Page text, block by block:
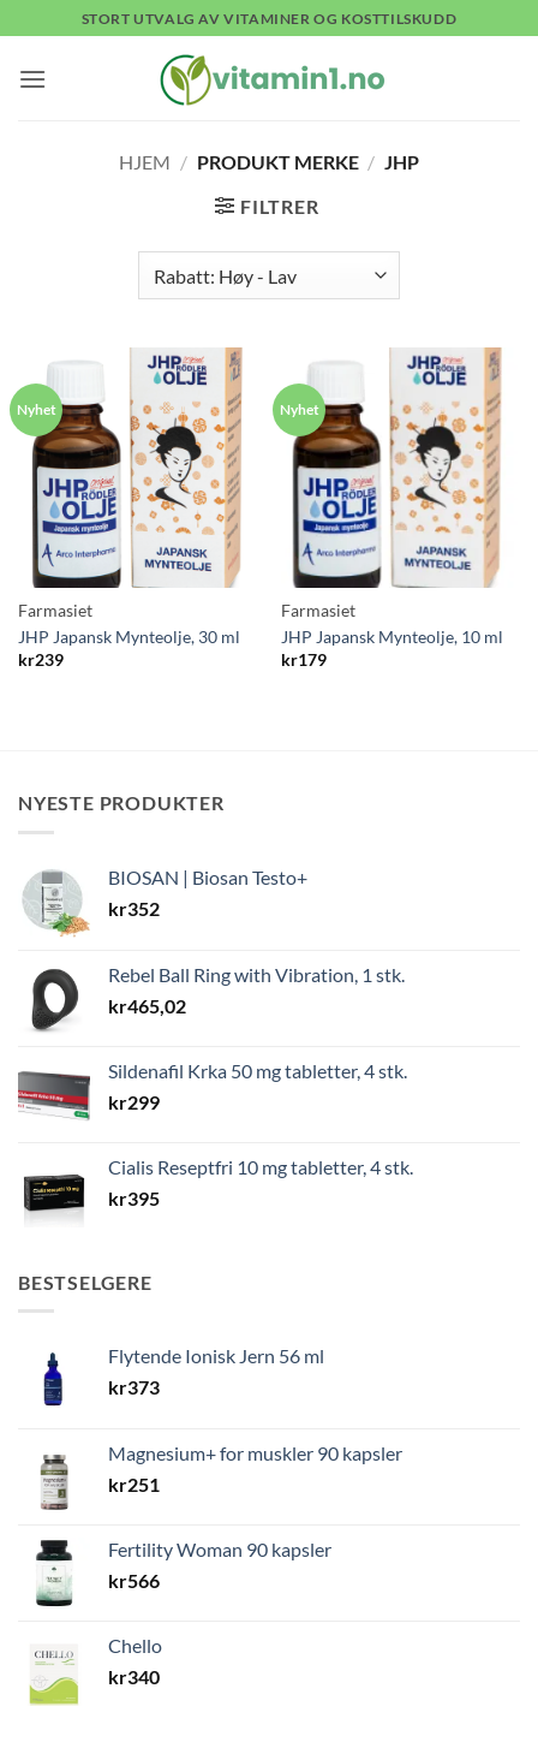
to
content
STORT UTVALG AV VITAMINER OG KOSTTILSKUDD
HJEM / PRODUKT MERKE / JHP
FILTRER
Farmasiet
JHP Japansk Mynteolje, 30 ml
kr239
Farmasiet
JHP Japansk Mynteolje, 10 ml
kr179
NYESTE PRODUKTER
BIOSAN | Biosan Testo+
kr352
Rebel Ball Ring with Vibration, 1 stk.
kr465,02
Sildenafil Krka 50 mg tabletter, 4 stk.
kr299
Cialis Reseptfri 10 mg tabletter, 4 stk.
kr395
BESTSELGERE
Flytende Ionisk Jern 56 ml
kr373
Magnesium+ for muskler 90 kapsler
kr251
Fertility Woman 90 kapsler
kr566
Chello
kr340